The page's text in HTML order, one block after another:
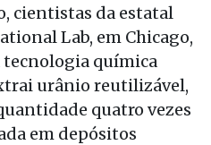
cientistas da estatal
Lab, em Chicago,
química
urânio reutilizável,
quatro vezes
em depósitos